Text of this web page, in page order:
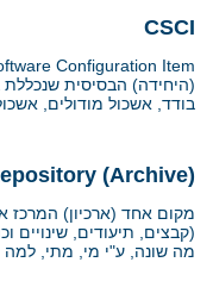
CSCI
Configuration Item
(היחידה) הבסיסית שנכללת
בודד, אשכול מודולים,
(Archive)
מקום אחד (ארכיון)
(קבצים, תיעודים, שינויים
מה שונה, ע"י מי, מתי, למה